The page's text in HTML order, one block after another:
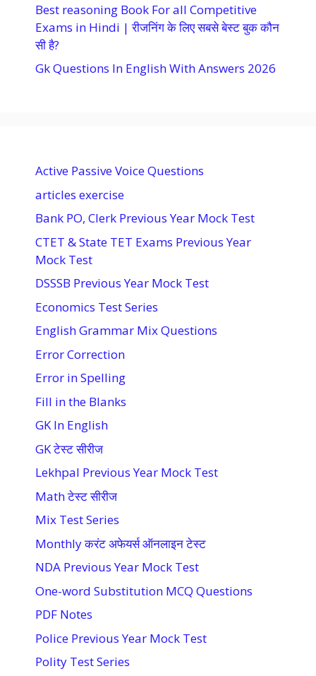
Best reasoning Book For all Competitive
Exams in Hindi | रीजनिंग के लिए सबसे बेस्ट बुक कौन
सी है?
Gk Questions In English With Answers 2026
Active Passive Voice Questions
articles exercise
Bank PO, Clerk Previous Year Mock Test
CTET & State TET Exams Previous Year
Mock Test
DSSSB Previous Year Mock Test
Economics Test Series
English Grammar Mix Questions
Error Correction
Error in Spelling
Fill in the Blanks
GK In English
GK टेस्ट सीरीज
Lekhpal Previous Year Mock Test
Math टेस्ट सीरीज
Mix Test Series
Monthly करंट अफेयर्स ऑनलाइन टेस्ट
NDA Previous Year Mock Test
One-word Substitution MCQ Questions
PDF Notes
Police Previous Year Mock Test
Polity Test Series